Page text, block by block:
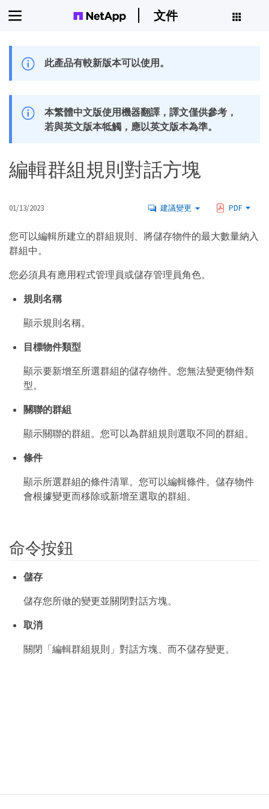
文件
此產品有較新版本可以使用。
本繁體中文版使用機器翻譯，譯文僅供參考，
若與英文版本牴觸，應以英文版本為準。
編輯群組規則對話方塊
01/13/2023 建議變更 PDF
您可以編輯所建立的群組規則、將儲存物件的最大數量納入
群組中。
您必須具有應用程式管理員或儲存管理員角色。
規則名稱
顯示規則名稱。
目標物件類型
顯示要新增至所選群組的儲存物件。您無法變更物件類
型。
關聯的群組
顯示關聯的群組。您可以為群組規則選取不同的群組。
條件
顯示所選群組的條件清單。您可以編輯條件。儲存物件
會根據變更而移除或新增至選取的群組。
命令按鈕
儲存
儲存您所做的變更並關閉對話方塊。
取消
關閉「編輯群組規則」對話方塊、而不儲存變更。